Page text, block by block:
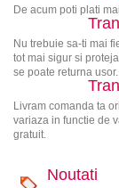
De acum poti plati
Nu trebuie sa-ti mai
tot mai sigur si
se poate returna usor.
Livram comanda ta
variaza in functie de
gratuit.
Noutati